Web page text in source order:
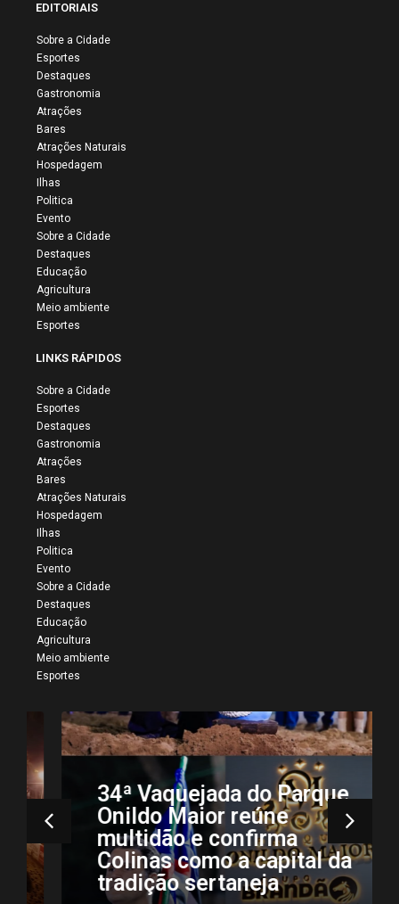
EDITORIAIS
Sobre a Cidade
Esportes
Destaques
Gastronomia
Atrações
Bares
Atrações Naturais
Hospedagem
Ilhas
Politica
Evento
Sobre a Cidade
Destaques
Educação
Agricultura
Meio ambiente
Esportes
LINKS RÁPIDOS
Sobre a Cidade
Esportes
Destaques
Gastronomia
Atrações
Bares
Atrações Naturais
Hospedagem
Ilhas
Politica
Evento
Sobre a Cidade
Destaques
Educação
Agricultura
Meio ambiente
Esportes
34ª Vaquejada do Parque
Onildo Maior reúne
multidão e confirma
Colinas como a capital da
tradição sertaneja